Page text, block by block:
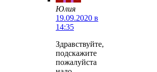
Юлия
19.09.2020 в
14:35
Здравствуйте,
подскажите
пожалуйста